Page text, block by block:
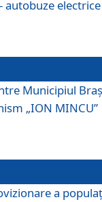
autobuze
Municipiul
„ION MINCU”
a